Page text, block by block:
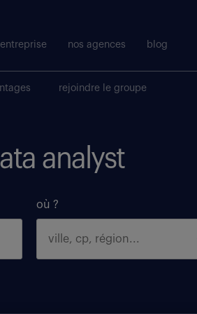
entreprise nos agences blog
rejoindre le groupe
analyst
où ?